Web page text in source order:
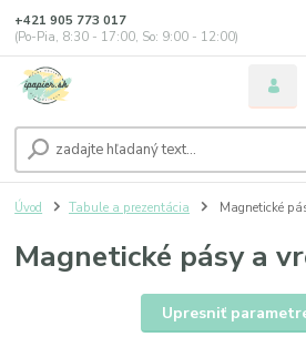
+421 905 773 017
(Po-Pia, 8:30 - 17:00, So: 9:00 - 12:00)
Úvod Tabule a prezentácia Magnetické
Magnetické pásy a
Upresniť